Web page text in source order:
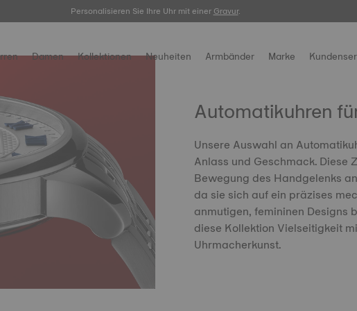
Personalisieren Sie Ihre Uhr mit einerGravur.
hier.
Damen Kollektionen Neuheiten Armbänder Marke
Automatikuhren
Unsere Auswahl an
Anlass und Geschmack.
Bewegung des Handgelenks
da sie sich auf ein präzises
anmutigen, femininen Designs
diese Kollektion Vielseitigkeit
Uhrmacherkunst.